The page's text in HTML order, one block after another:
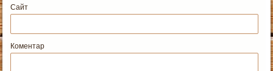
Сайт
Коментар